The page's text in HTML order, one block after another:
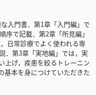
入門書．第1章「入門編」で
序で記載．第2章「所見編」
日常診療でよく使われる専
．第3章「実地編」では，実
上げ，疾患を絞るトレーニン
基本を身につけていただきた